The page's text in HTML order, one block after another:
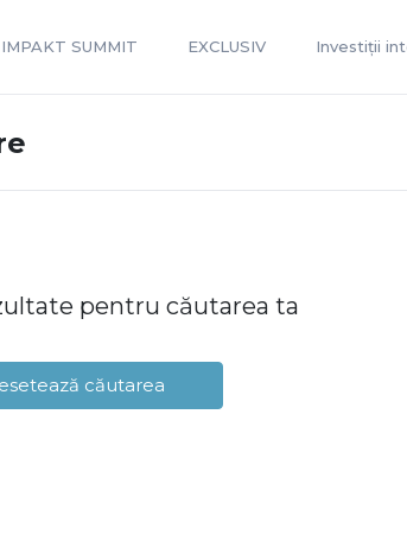
IMPAKT SUMMIT EXCLUSIV Investiții
pentru căutarea ta
căutarea